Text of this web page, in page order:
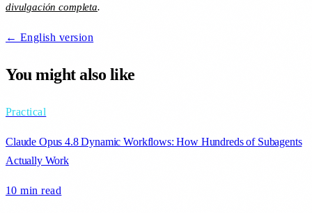
divulgación completa.
← English version
You might also like
Practical
Claude Opus 4.8 Dynamic Workflows: How Hundreds of Subagents
Actually Work
10 min read